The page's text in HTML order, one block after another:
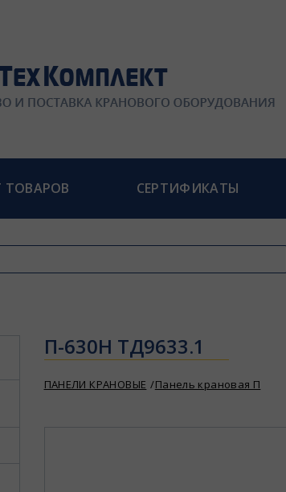
ТОВАРОВ СЕРТИФИКАТЫ
П-630Н ТД9633.1
ПАНЕЛИ КРАНОВЫЕ Панель крановая П